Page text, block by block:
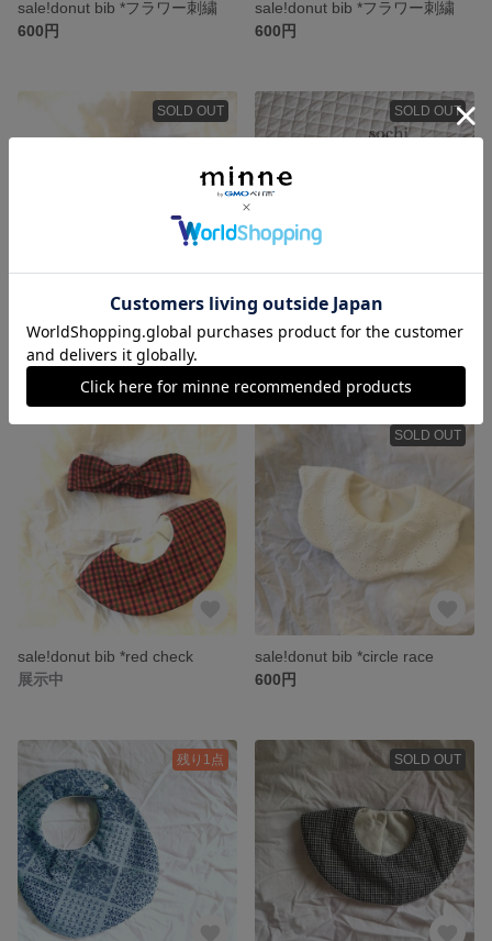
sale!donut bib *フラワー刺繍
600円
sale!donut bib *フラワー刺繍
600円
SOLD OUT
sale!donut bib *flower
600円
SOLD OUT
sale!donut bib *green check
sale!donut bib *red check
展示中
SOLD OUT
sale!donut bib *circle race
600円
残り1点 SOLD OUT